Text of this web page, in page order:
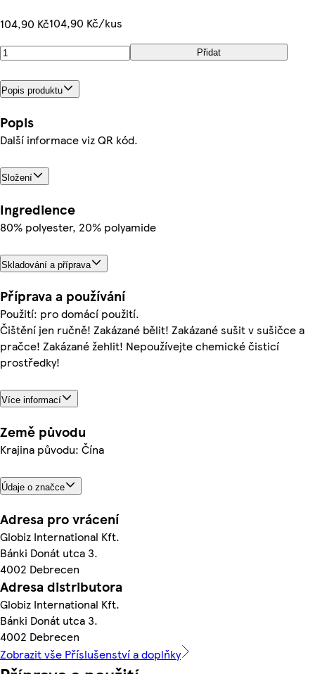
104,90 Kč104,90 Kč/kus
Přidat
Popis produktu
Popis
Další informace viz QR kód.
Složení
Ingredience
80% polyester, 20% polyamide
Skladování a příprava
Příprava a používání
Použití: pro domácí použití.
Čištění jen ručně! Zakázané bělit! Zakázané sušit v sušičce a
pračce! Zakázané žehlit! Nepoužívejte chemické čisticí
prostředky!
Více informací
Země původu
Krajina původu: Čína
Údaje o značce
Adresa pro vrácení
Globiz International Kft.
Bánki Donát utca 3.
4002 Debrecen
Adresa distributora
Globiz International Kft.
Bánki Donát utca 3.
4002 Debrecen
Zobrazit vše Příslušenství a doplňky